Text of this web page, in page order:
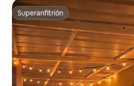
Superanfitrión
Superanfitrión